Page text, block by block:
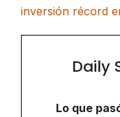
inversión récord
Daily
Lo que